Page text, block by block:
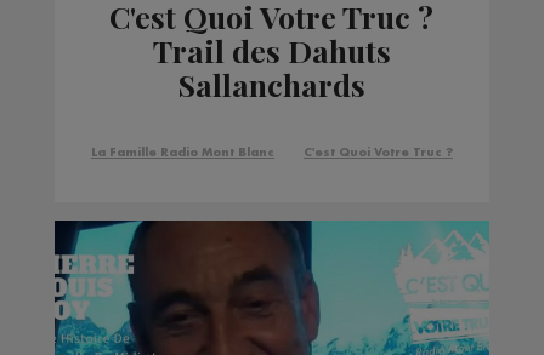
C'est Quoi Votre Truc ?
Trail des Dahuts
Sallanchards
La Famille Radio Mont Blanc C'est Quoi Votre Truc ?